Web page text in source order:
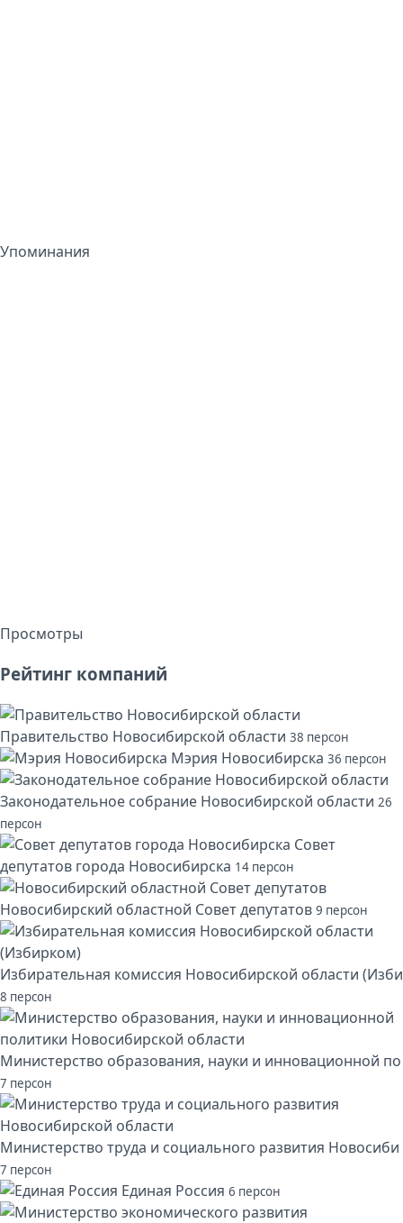
Упоминания
Просмотры
Рейтинг компаний
Правительство Новосибирской области 38 персон
Мэрия Новосибирска 36 персон
Законодательное собрание Новосибирской области 26
персон
Совет
депутатов города Новосибирска 14 персон
Новосибирский областной Совет депутатов 9 персон
Избирательная комиссия Новосибирской области (Изби
8 персон
Министерство образования, науки и инновационной по
7 персон
Министерство труда и социального развития Новосиби
7 персон
Единая Россия 6 персон